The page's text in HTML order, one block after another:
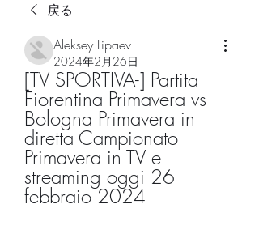
戻る
Aleksey Lipaev
2024年2月26日
[TV SPORTIVA-] Partita
Fiorentina Primavera vs
Bologna Primavera in
diretta Campionato
Primavera in TV e
streaming oggi 26
febbraio 2024